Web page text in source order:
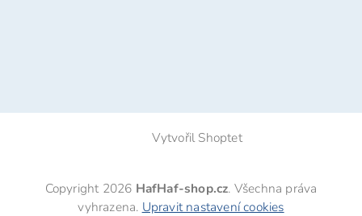
Vytvořil Shoptet
Copyright 2026 HafHaf-shop.cz. Všechna práva
vyhrazena. Upravit nastavení cookies